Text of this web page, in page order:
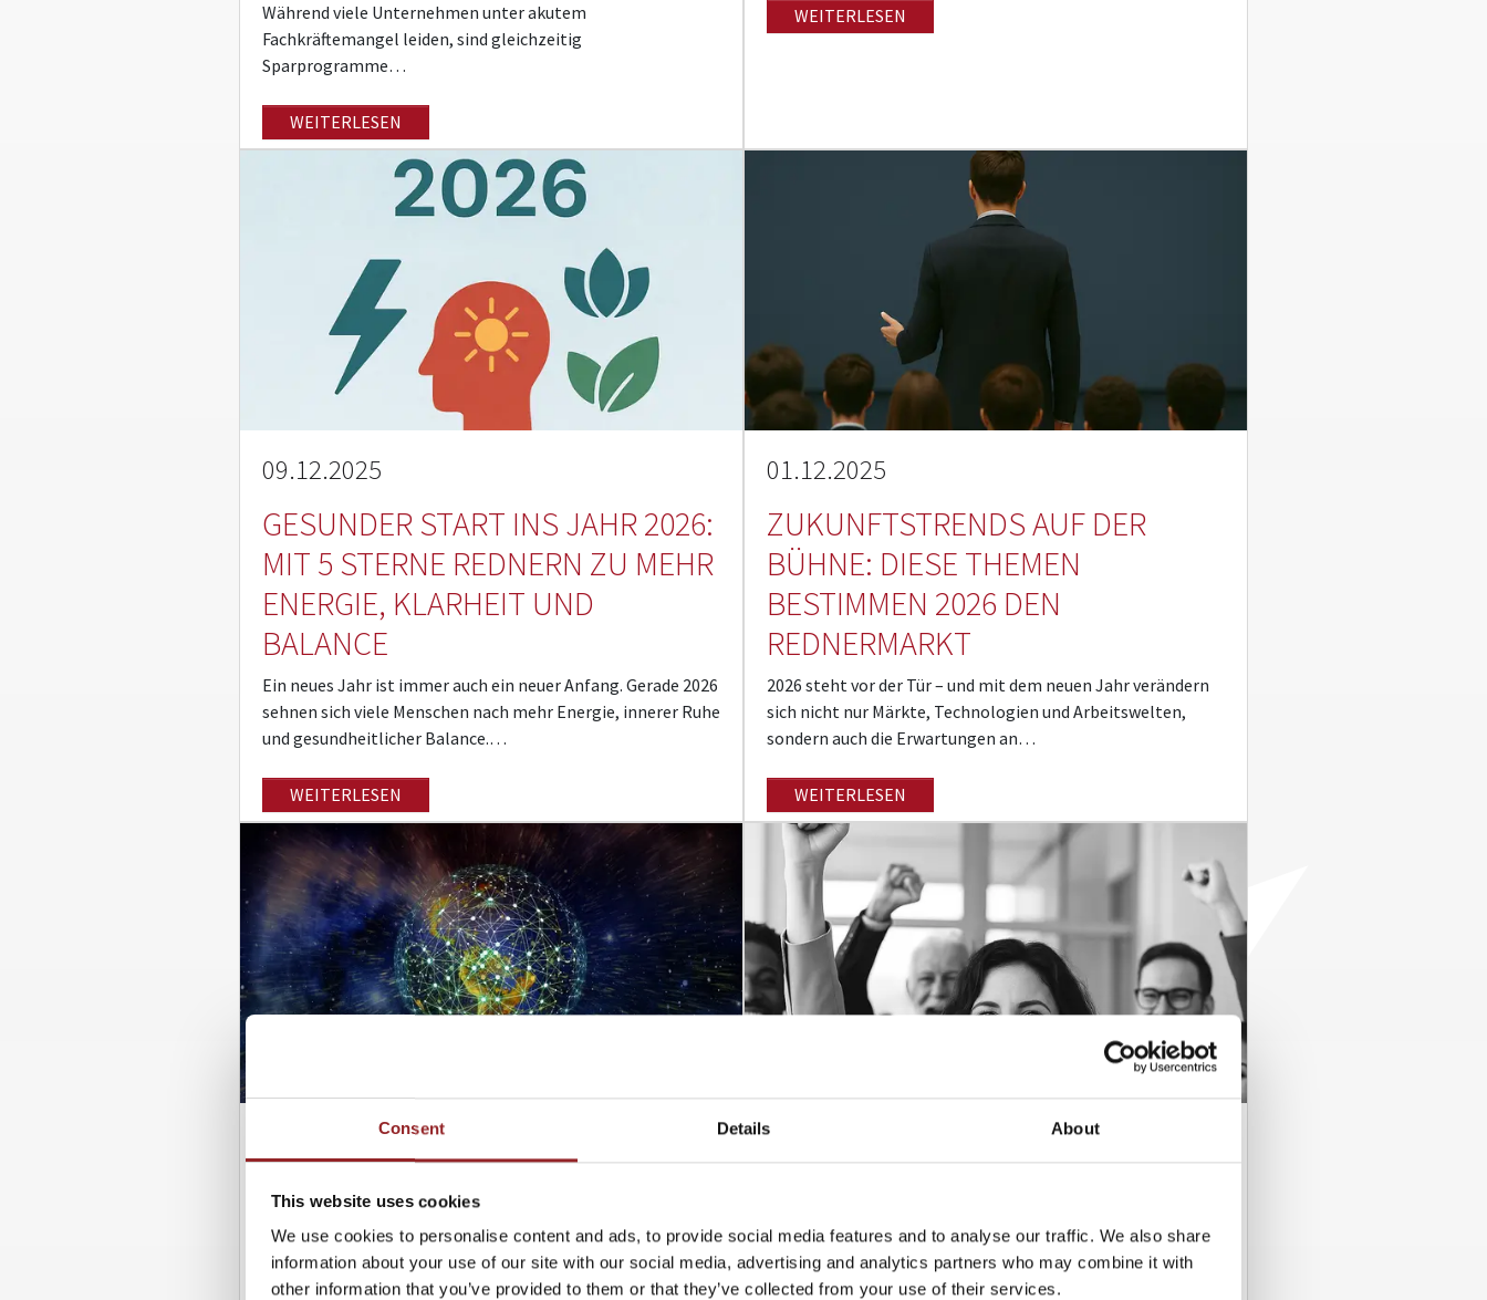
Consent Details About
This website uses cookies
We use cookies to personalise content and ads, to provide social media features and to analyse our traffic. We also share
information about your use of our site with our social media, advertising and analytics partners who may combine it with
other information that you’ve provided to them or that they’ve collected from your use of their services.
Während viele Unternehmen unter akutem
Fachkräftemangel leiden, sind gleichzeitig
Sparprogramme…
WEITERLESEN
WEITERLESEN
09.12.2025
GESUNDER START INS JAHR 2026:
MIT 5 STERNE REDNERN ZU MEHR
ENERGIE, KLARHEIT UND
BALANCE
Ein neues Jahr ist immer auch ein neuer Anfang. Gerade 2026
sehnen sich viele Menschen nach mehr Energie, innerer Ruhe
und gesundheitlicher Balance.…
WEITERLESEN
01.12.2025
ZUKUNFTSTRENDS AUF DER
BÜHNE: DIESE THEMEN
BESTIMMEN 2026 DEN
REDNERMARKT
2026 steht vor der Tür – und mit dem neuen Jahr verändern
sich nicht nur Märkte, Technologien und Arbeitswelten,
sondern auch die Erwartungen an…
WEITERLESEN
17.11.2025
DIGITALISIERUNG & KI ALS
ZUGPFERD DER ZUKUNFT:
VISIONEN UND IMPULSE
17.11.2025
MITARBEITER-EVENTS: WIE
GELINGT ECHTE WIRKUNG?